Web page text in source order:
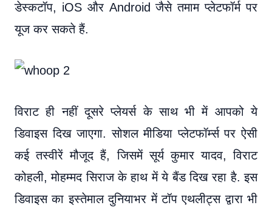
डेस्कटॉप, iOS और Android जैसे तमाम प्लेटफॉर्म पर
यूज कर सकते हैं.
विराट ही नहीं दूसरे प्लेयर्स के साथ भी में आपको ये
डिवाइस दिख जाएगा. सोशल मीडिया प्लेटफॉर्म्स पर ऐसी
कई तस्वीरें मौजूद हैं, जिसमें सूर्य कुमार यादव, विराट
कोहली, मोहम्मद सिराज के हाथ में ये बैंड दिख रहा है. इस
डिवाइस का इस्तेमाल दुनियाभर में टॉप एथलीट्स द्वारा भी